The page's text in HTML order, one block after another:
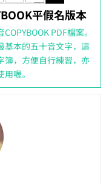
平假名版本
PDF檔案。
基本的五十音文字，這
簿，方便自行練習，亦
喔。